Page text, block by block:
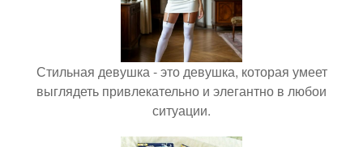
Стильная девушка - это девушка, которая умеет
выглядеть привлекательно и элегантно в любои
ситуации.